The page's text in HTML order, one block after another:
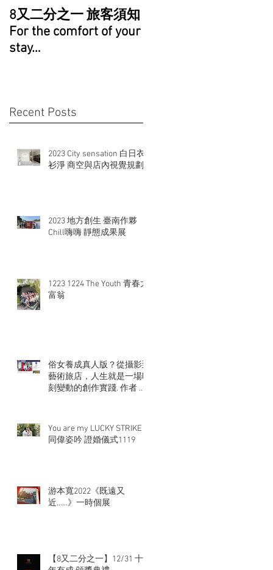
8又二分之一 旅客須知
For the comfort of your
stay…
Recent Posts
2023 City sensation 白日衣
衫淨 商空與店內視覺規劃
2023 地方創生 臺南作夥
Chill嗨嗨 靜態成果展
1223 1224 The Youth 青春大
富翁
俗女養成真人版？從攝影到
藝術旅店，人生就是一場時
刻變動的創作實踐. 作者 張
You are my LUCKY STRIKE
同偉姿吟 證婚儀式1119
游本寬2022《既遠又
近……》一時個展
【8又二分之一】12/31 十